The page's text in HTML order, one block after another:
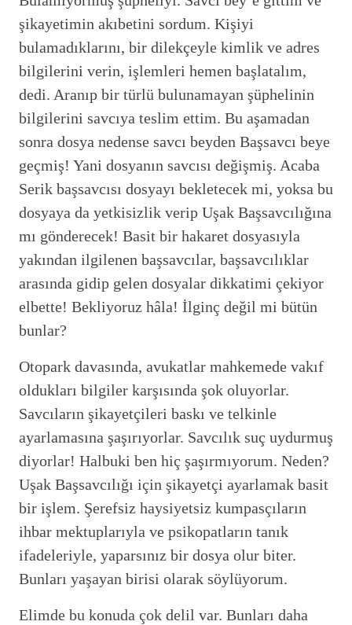
şikayetimin akıbetini sordum. Kişiyi
bulamadıklarını, bir dilekçeyle kimlik ve adres
bilgilerini verin, işlemleri hemen başlatalım,
dedi. Aranıp bir türlü bulunamayan şüphelinin
bilgilerini savcıya teslim ettim. Bu aşamadan
sonra dosya nedense savcı beyden Başsavcı beye
geçmiş! Yani dosyanın savcısı değişmiş. Acaba
Serik başsavcısı dosyayı bekletecek mi, yoksa bu
dosyaya da yetkisizlik verip Uşak Başsavcılığına
mı gönderecek! Basit bir hakaret dosyasıyla
yakından ilgilenen başsavcılar, başsavcılıklar
arasında gidip gelen dosyalar dikkatimi çekiyor
elbette! Bekliyoruz hâla! İlginç değil mi bütün
bunlar?
Otopark davasında, avukatlar mahkemede vakıf
oldukları bilgiler karşısında şok oluyorlar.
Savcıların şikayetçileri baskı ve telkinle
ayarlamasına şaşırıyorlar. Savcılık suç uydurmuş
diyorlar! Halbuki ben hiç şaşırmıyorum. Neden?
Uşak Başsavcılığı için şikayetçi ayarlamak basit
bir işlem. Şerefsiz haysiyetsiz kumpasçıların
ihbar mektuplarıyla ve psikopatların tanık
ifadeleriyle, yaparsınız bir dosya olur biter.
Bunları yaşayan birisi olarak söylüyorum.
Elimde bu konuda çok delil var. Bunları daha